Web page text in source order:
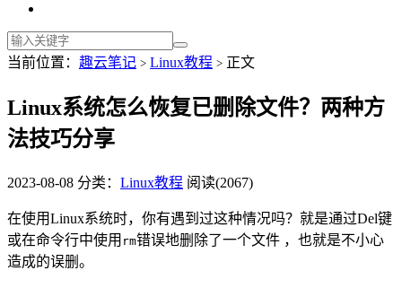
当前位置： 趣云笔记 > Linux教程 > 正文
Linux系统怎么恢复已删除文件？两种方
法技巧分享
2023-08-08 分类： Linux教程 阅读(2067)
在使用Linux系统时，你有遇到过这种情况吗？就是通过Del键
或在命令行中使用 rm错误地删除了一个文件 ，也就是不小心
造成的误删。